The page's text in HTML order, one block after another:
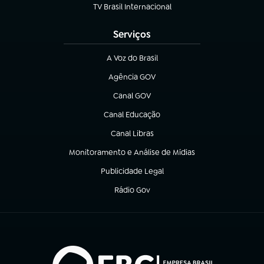
TV Brasil Internacional
(abre em nova aba)
Serviços
A Voz do Brasil
(abre em nova aba)
Agência GOV
(abre em nova aba)
Canal GOV
(abre em nova aba)
Canal Educação
(abre em nova aba)
Canal Libras
(abre em nova aba)
Monitoramento e Análise de Mídias
(abre em nova aba)
Publicidade Legal
(abre em nova aba)
Rádio Gov
(abre em nova aba)